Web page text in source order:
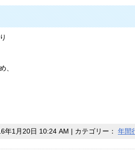
、
年1月20日 10:24 AM | カテゴリー： 年間